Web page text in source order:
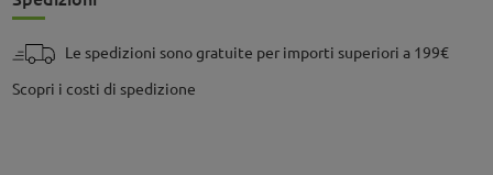
Le spedizioni sono gratuite per importi superiori a 199€
Scopri i costi di spedizione